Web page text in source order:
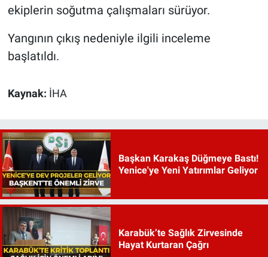
ekiplerin soğutma çalışmaları sürüyor.
Yangının çıkış nedeniyle ilgili inceleme
başlatıldı.
Kaynak: İHA
Başkan Karakaş Düğmeye Bastı!
Yenice'ye Yeni Yatırımlar Geliyor
Karabük’te Sağlık Zirvesinde
Hayat Kurtaran Çağrı